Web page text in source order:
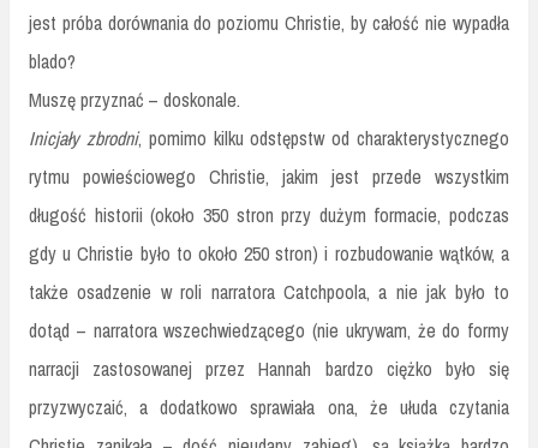
jest próba dorównania do poziomu Christie, by całość nie wypadła
blado?
Muszę przyznać – doskonale.
Inicjały zbrodni, pomimo kilku odstępstw od charakterystycznego
rytmu powieściowego Christie, jakim jest przede wszystkim
długość historii (około 350 stron przy dużym formacie, podczas
gdy u Christie było to około 250 stron) i rozbudowanie wątków, a
także osadzenie w roli narratora Catchpoola, a nie jak było to
dotąd – narratora wszechwiedzącego (nie ukrywam, że do formy
narracji zastosowanej przez Hannah bardzo ciężko było się
przyzwyczaić, a dodatkowo sprawiała ona, że ułuda czytania